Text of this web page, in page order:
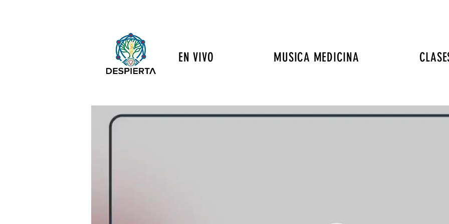
EN VIVO MUSICA MEDICINA